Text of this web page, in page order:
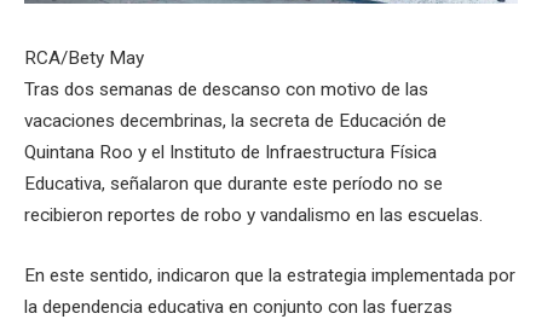
RCA/Bety May
Tras dos semanas de descanso con motivo de las
vacaciones decembrinas, la secreta de Educación de
Quintana Roo y el Instituto de Infraestructura Física
Educativa, señalaron que durante este período no se
recibieron reportes de robo y vandalismo en las escuelas.
En este sentido, indicaron que la estrategia implementada por
la dependencia educativa en conjunto con las fuerzas